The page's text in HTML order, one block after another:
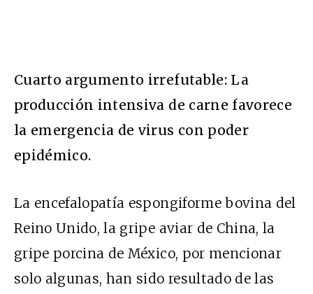
Cuarto argumento irrefutable: La
producción intensiva de carne favorece
la emergencia de virus con poder
epidémico.
La encefalopatía espongiforme bovina del
Reino Unido, la gripe aviar de China, la
gripe porcina de México, por mencionar
solo algunas, han sido resultado de las